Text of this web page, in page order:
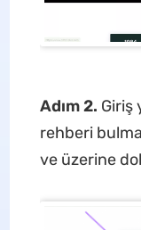
Adım 2. Giriş
rehberi
ve üzerine